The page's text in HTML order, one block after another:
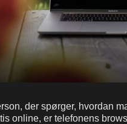
der spørger, hvordan
online, er telefonens